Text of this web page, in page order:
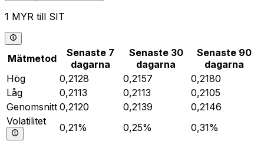
1 MYR till SIT
Mätmetod
Senaste 7
dagarna
Senaste 30
dagarna
Senaste 90
dagarna
Hög
0,2128 0,2157
0,2180
Låg
0,2113 0,2113
0,2105
Genomsnitt 0,2120 0,2139
0,2146
Volatilitet
0,21% 0,25% 0,31%